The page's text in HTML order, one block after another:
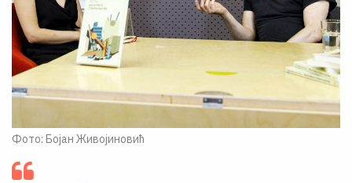
Фото: Бојан Живојиновић